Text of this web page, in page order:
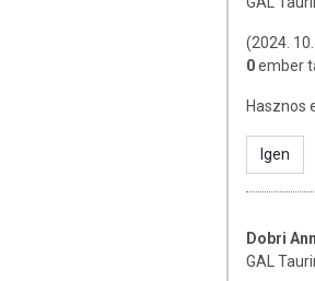
során
A termék
allergiás!
(2024.
0ember
Hasznos
Igen
Dobri
GAL